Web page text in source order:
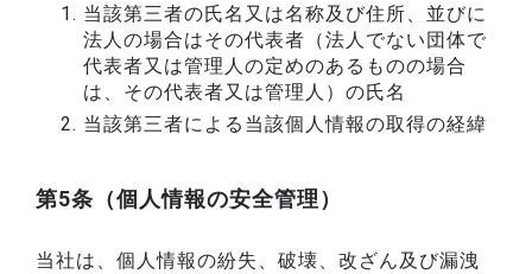
当該第三者の氏名又は名称及び住所、並びに
法人の場合はその代表者（法人でない団体で
代表者又は管理人の定めのあるものの場合
は、その代表者又は管理人）の氏名
当該第三者による当該個人情報の取得の経緯
第5条（個人情報の安全管理）
当社は、個人情報の紛失、破壊、改ざん及び漏洩